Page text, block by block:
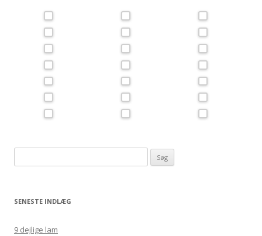
efter:
SENESTE INDLÆG
9 dejlige lam